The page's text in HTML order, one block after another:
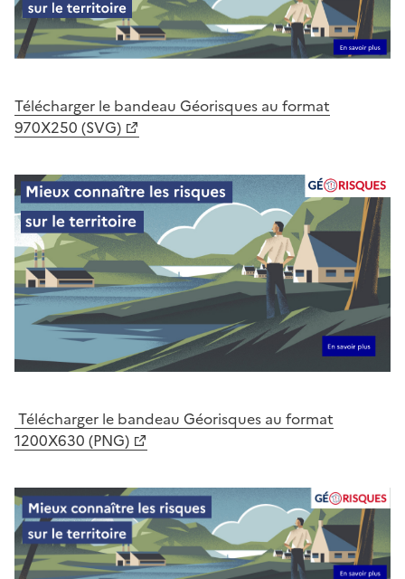
Télécharger le bandeau Géorisques au format
970X250 (SVG)
Télécharger le bandeau Géorisques au format
1200X630 (PNG)